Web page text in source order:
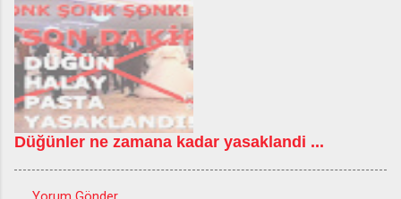
Düğünler ne zamana kadar yasaklandi ...